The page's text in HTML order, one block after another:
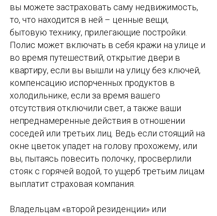
вы можете застраховать саму недвижимость,
то, что находится в ней – ценные вещи,
бытовую технику, прилегающие постройки.
Полис может включать в себя кражи на улице и
во время путешествий, открытие двери в
квартиру, если вы вышли на улицу без ключей,
компенсацию испорченных продуктов в
холодильнике, если за время вашего
отсутствия отключили свет, а также ваши
непреднамеренные действия в отношении
соседей или третьих лиц. Ведь если стоящий на
окне цветок упадет на голову прохожему, или
вы, пытаясь повесить полочку, просверлили
стояк с горячей водой, то ущерб третьим лицам
выплатит страховая компания.
Владельцам «второй резиденции» или